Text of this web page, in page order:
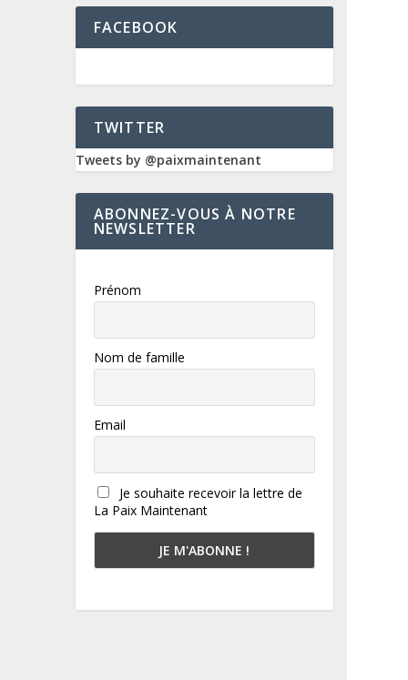
FACEBOOK
TWITTER
Tweets by @paixmaintenant
ABONNEZ-VOUS À NOTRE
NEWSLETTER
Prénom
Nom de famille
Email
Je souhaite recevoir la lettre de
La Paix Maintenant